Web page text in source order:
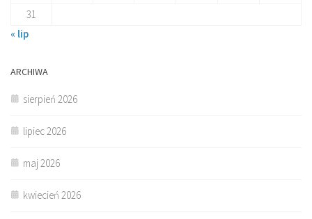
31
« lip
ARCHIWA
sierpień 2026
lipiec 2026
maj 2026
kwiecień 2026